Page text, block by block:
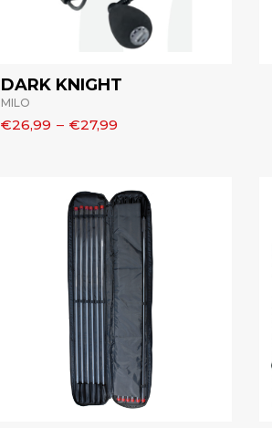
DARK KNIGHT
MILO
€26,99 – €27,99